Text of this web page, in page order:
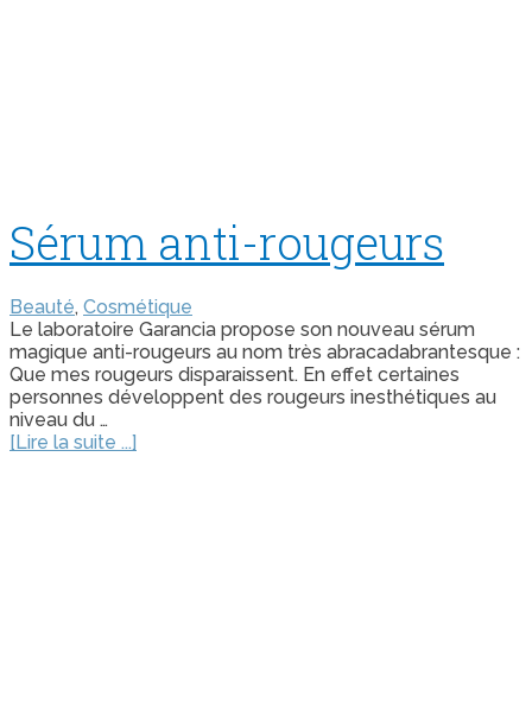
Sérum anti-rougeurs
Beauté, Cosmétique
Le laboratoire Garancia propose son nouveau sérum
magique anti-rougeurs au nom très abracadabrantesque :
Que mes rougeurs disparaissent. En effet certaines
personnes développent des rougeurs inesthétiques au
niveau du …
[Lire la suite ...]